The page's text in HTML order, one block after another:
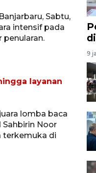
Sabtu,
intensif pada
layanan
lomba baca
Sahbirin Noor
terkemuka di
9